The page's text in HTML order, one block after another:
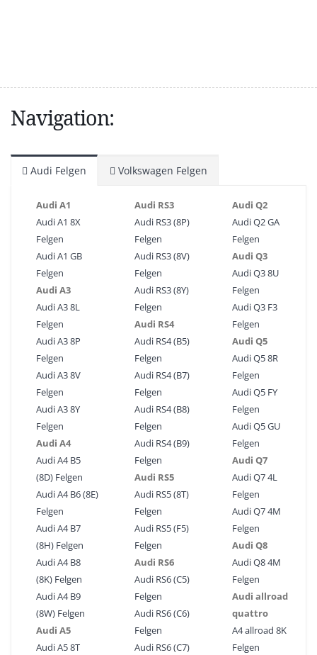
Navigation:
Audi Felgen Volkswagen Felgen
Audi A1
Audi A1 8X
Felgen
Audi A1 GB
Felgen
Audi A3
Audi A3 8L
Felgen
Audi A3 8P
Felgen
Audi A3 8V
Felgen
Audi A3 8Y
Felgen
Audi A4
Audi A4 B5
(8D) Felgen
Audi A4 B6 (8E)
Felgen
Audi A4 B7
(8H) Felgen
Audi A4 B8
(8K) Felgen
Audi A4 B9
(8W) Felgen
Audi A5
Audi A5 8T
Audi RS3
Audi RS3 (8P)
Felgen
Audi RS3 (8V)
Felgen
Audi RS3 (8Y)
Felgen
Audi RS4
Audi RS4 (B5)
Felgen
Audi RS4 (B7)
Felgen
Audi RS4 (B8)
Felgen
Audi RS4 (B9)
Felgen
Audi RS5
Audi RS5 (8T)
Felgen
Audi RS5 (F5)
Felgen
Audi RS6
Audi RS6 (C5)
Felgen
Audi RS6 (C6)
Felgen
Audi RS6 (C7)
Audi Q2
Audi Q2 GA
Felgen
Audi Q3
Audi Q3 8U
Felgen
Audi Q3 F3
Felgen
Audi Q5
Audi Q5 8R
Felgen
Audi Q5 FY
Felgen
Audi Q5 GU
Felgen
Audi Q7
Audi Q7 4L
Felgen
Audi Q7 4M
Felgen
Audi Q8
Audi Q8 4M
Felgen
Audi allroad
quattro
A4 allroad 8K
Felgen